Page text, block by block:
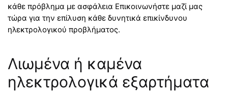
κάθε πρόβλημα με ασφάλεια Επικοινωνήστε μαζί μας
τώρα για την επίλυση κάθε δυνητικά επικίνδυνου
ηλεκτρολογικού προβλήματος.
Λιωμένα ή καμένα
ηλεκτρολογικά εξαρτήματα